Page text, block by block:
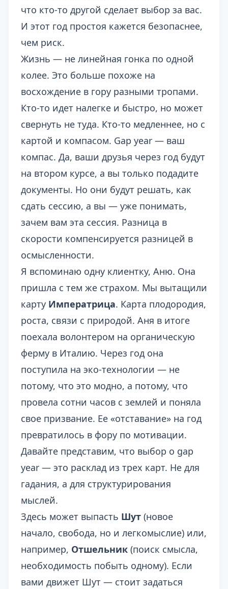
что кто-то другой сделает выбор за вас.
И этот год простоя кажется безопаснее,
чем риск.
Жизнь — не линейная гонка по одной
колее. Это больше похоже на
восхождение в гору разными тропами.
Кто-то идет налегке и быстро, но может
свернуть не туда. Кто-то медленнее, но с
картой и компасом. Gap year — ваш
компас. Да, ваши друзья через год будут
на втором курсе, а вы только подадите
документы. Но они будут решать, как
сдать сессию, а вы — уже понимать,
зачем вам эта сессия. Разница в
скорости компенсируется разницей в
осмысленности.
Я вспоминаю одну клиентку, Аню. Она
пришла с тем же страхом. Мы вытащили
карту Императрица. Карта плодородия,
роста, связи с природой. Аня в итоге
поехала волонтером на органическую
ферму в Италию. Через год она
поступила на эко-технологии — не
потому, что это модно, а потому, что
провела сотни часов с землей и поняла
свое призвание. Ее «отставание» на год
превратилось в фору по мотивации.
Давайте представим, что выбор о gap
year — это расклад из трех карт. Не для
гадания, а для структурирования
мыслей.
Здесь может выпасть Шут (новое
начало, свобода, но и легкомыслие) или,
например, Отшельник (поиск смысла,
необходимость побыть одному). Если
вами движет Шут — стоит задаться